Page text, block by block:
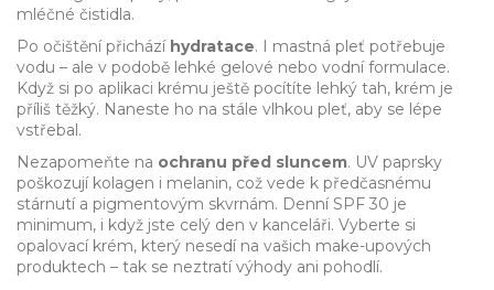
mléčné čistidla.
Po očištění přichází hydratace. I mastná pleť potřebuje
vodu – ale v podobě lehké gelové nebo vodní formulace.
Když si po aplikaci krému ještě pocítíte lehký tah, krém je
příliš těžký. Naneste ho na stále vlhkou pleť, aby se lépe
vstřebal.
Nezapomeňte na ochranu před sluncem. UV paprsky
poškozují kolagen i melanin, což vede k předčasnému
stárnutí a pigmentovým skvrnám. Denní SPF 30 je
minimum, i když jste celý den v kanceláři. Vyberte si
opalovací krém, který nesedí na vašich make-upových
produktech – tak se neztratí výhody ani pohodlí.